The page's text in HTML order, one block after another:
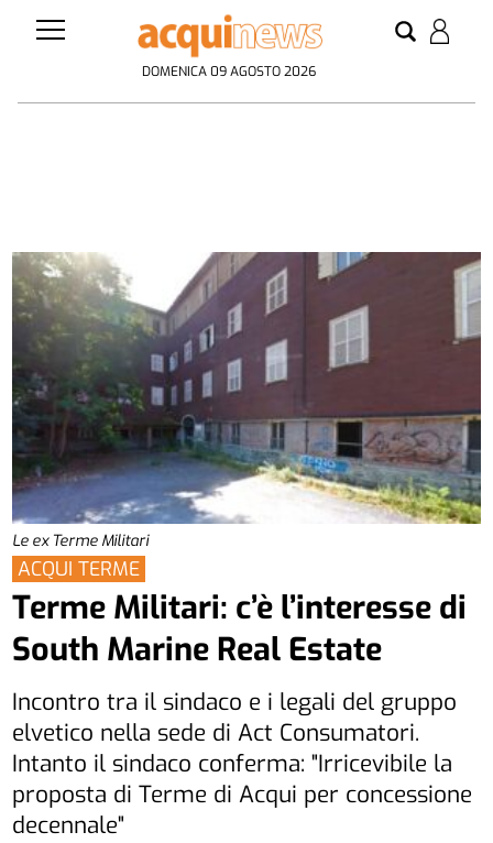
DOMENICA 09 AGOSTO 2026
Le ex Terme Militari
ACQUI TERME
Terme Militari: c’è l’interesse di
South Marine Real Estate
Incontro tra il sindaco e i legali del gruppo
elvetico nella sede di Act Consumatori.
Intanto il sindaco conferma: "Irricevibile la
proposta di Terme di Acqui per concessione
decennale"